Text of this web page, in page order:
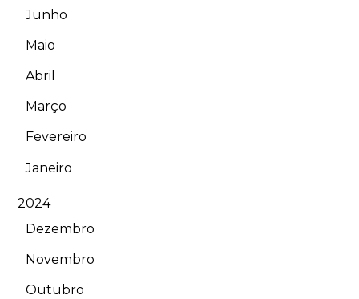
Junho
Maio
Abril
Março
Fevereiro
Janeiro
2024
Dezembro
Novembro
Outubro